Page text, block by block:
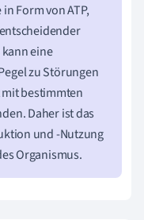
Form von ATP,
eine
zu Störungen
bestimmten
Daher ist das
und -Nutzung
Organismus.